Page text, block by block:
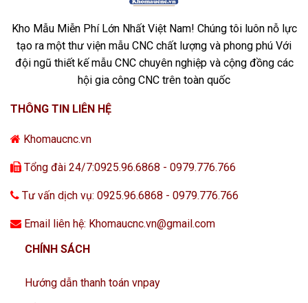
Kho Mẫu Miễn Phí Lớn Nhất Việt Nam! Chúng tôi luôn nỗ lực
tạo ra một thư viện mẫu CNC chất lượng và phong phú Với
đội ngũ thiết kế mẫu CNC chuyên nghiệp và cộng đồng các
hội gia công CNC trên toàn quốc
THÔNG TIN LIÊN HỆ
Khomaucnc.vn
Tổng đài 24/7:0925.96.6868 - 0979.776.766
Tư vấn dịch vụ: 0925.96.6868 - 0979.776.766
Email liên hệ: Khomaucnc.vn@gmail.com
CHÍNH SÁCH
Hướng dẫn thanh toán vnpay